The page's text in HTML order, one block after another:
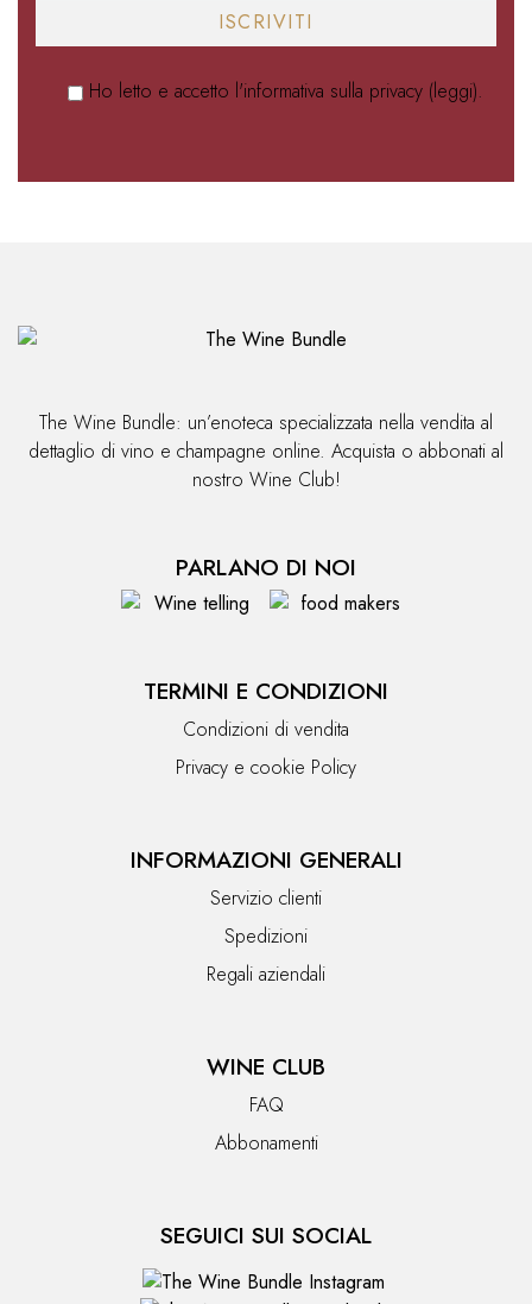
Ho letto e accetto l'informativa sulla privacy (leggi).
The Wine Bundle: un’enoteca specializzata nella vendita al
dettaglio di vino e champagne online. Acquista o abbonati al
nostro Wine Club!
PARLANO DI NOI
TERMINI E CONDIZIONI
Condizioni di vendita
Privacy e cookie Policy
INFORMAZIONI GENERALI
Servizio clienti
Spedizioni
Regali aziendali
WINE CLUB
FAQ
Abbonamenti
SEGUICI SUI SOCIAL